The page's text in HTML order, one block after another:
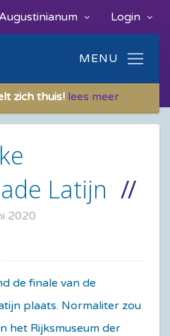
Login
Augustinianum
zich thuis! lees meer
Latijn
2020
de finale van de
plaats. Normaliter zou
het Rijksmuseum der